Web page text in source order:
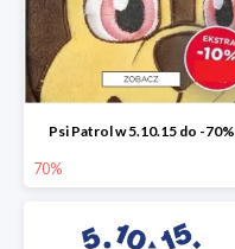
Psi Patrol w 5.10.15 do -70%
70%